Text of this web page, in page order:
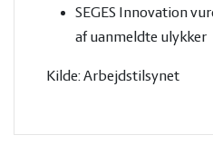
SEGES Innovation
af uanmeldte ulykker
Kilde: Arbejdstilsynet